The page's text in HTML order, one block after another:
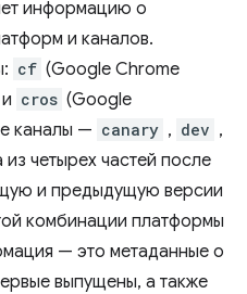
информацию о
и каналов.
cf (Google Chrome
и cros (Google
каналы — canary , dev ,
из четырех частей после
и предыдущую версии
комбинации платформы
— это метаданные о
выпущены, а также